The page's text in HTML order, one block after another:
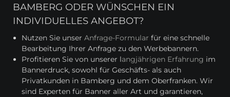
BAMBERG ODER WÜNSCHEN EIN
INDIVIDUELLES ANGEBOT?
Nutzen Sie unserAnfrage-Formular für eine schnelle
Bearbeitung Ihrer Anfrage zu den Werbebannern.
Profitieren Sie von unserer langjährigen Erfahrung im
Bannerdruck, sowohl für Geschäfts- als auch
Privatkunden in Bamberg und dem Oberfranken. Wir
sind Experten für Banner aller Art und garantieren,